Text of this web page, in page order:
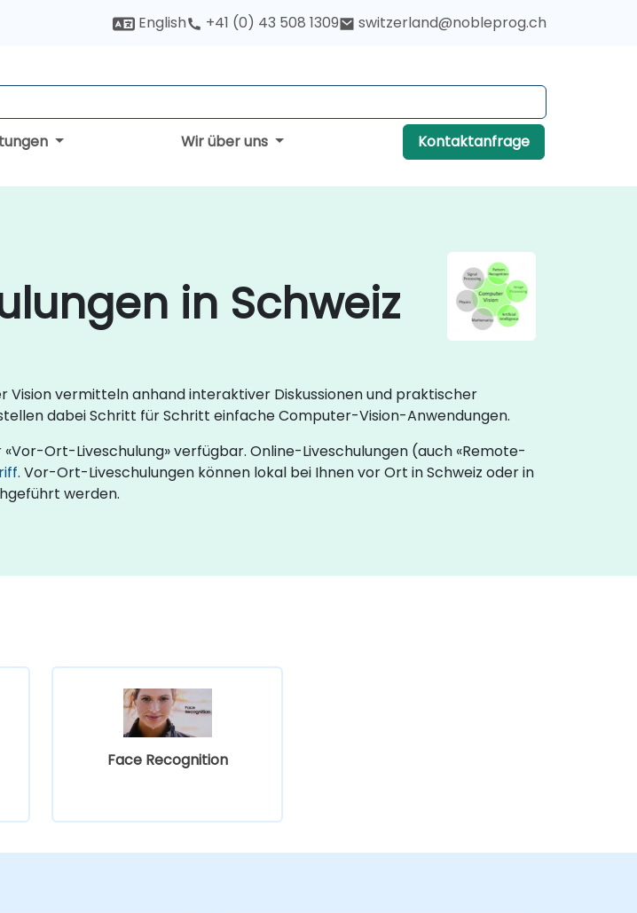
English +41 (0) 43 508 1309 switzerland@nobleprog.ch
Wir über uns Kontaktanfrage
in Schweiz
vermitteln anhand interaktiver Diskussionen und praktischer
dabei Schritt für Schritt einfache Computer-Vision-Anwendungen.
Ort-Liveschulung» verfügbar. Online-Liveschulungen (auch «Remote-
. Vor-Ort-Liveschulungen können lokal bei Ihnen vor Ort in Schweiz oder in
werden.
Face Recognition